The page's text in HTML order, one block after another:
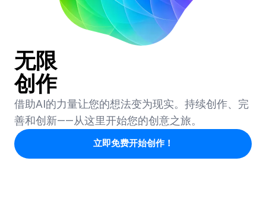
无限
创作
借助AI的力量让您的想法变为现实。持续创作、完
善和创新——从这里开始您的创意之旅。
立即免费开始创作！